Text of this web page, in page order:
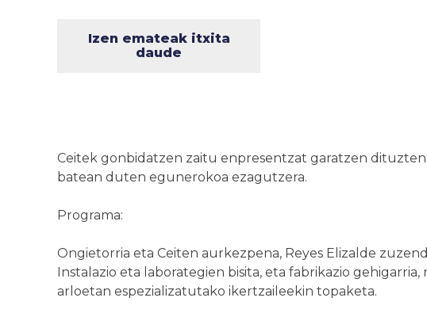
Izen emateak itxita
daude
Ceitek gonbidatzen zaitu enpresentzat garatzen
batean duten egunerokoa ezagutzera.
Programa:
Ongietorria eta Ceiten aurkezpena, Reyes Elizalde
Instalazio eta laborategien bisita, eta fabrikazio
arloetan espezializatutako ikertzaileekin topaketa.